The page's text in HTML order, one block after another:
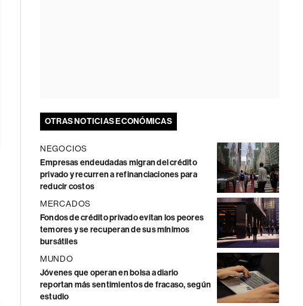
OTRAS NOTICIAS ECONÓMICAS
NEGOCIOS
Empresas endeudadas migran del crédito
privado y recurren a refinanciaciones para
reducir costos
MERCADOS
Fondos de crédito privado evitan los peores
temores y se recuperan de sus mínimos
bursátiles
MUNDO
Jóvenes que operan en bolsa a diario
reportan más sentimientos de fracaso, según
estudio